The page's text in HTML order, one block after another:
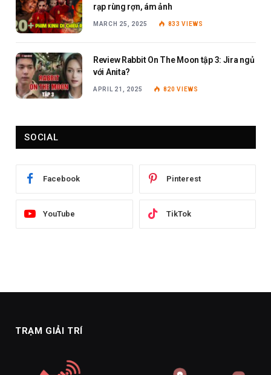
rạp rùng rợn, ám ảnh
MARCH 25, 2025 833VIEWS
Review Rabbit On The Moon tập 3: Jira ngủ
với Anita?
APRIL 21, 2025 820VIEWS
SOCIAL
Facebook Pinterest
YouTube TikTok
TRẠM GIẢI TRÍ